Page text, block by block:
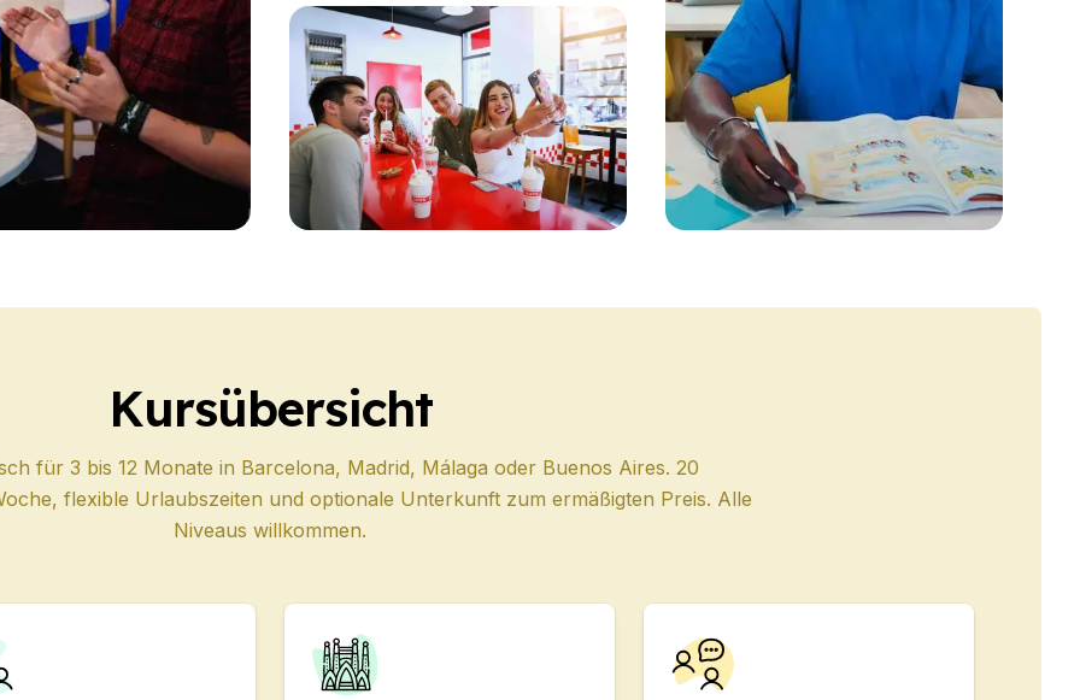
Kursübersicht
für 3 bis 12 Monate in Barcelona, ​​Madrid, Málaga oder Buenos Aires. 20
flexible Urlaubszeiten und optionale Unterkunft zum ermäßigten Preis. Alle
Niveaus willkommen.